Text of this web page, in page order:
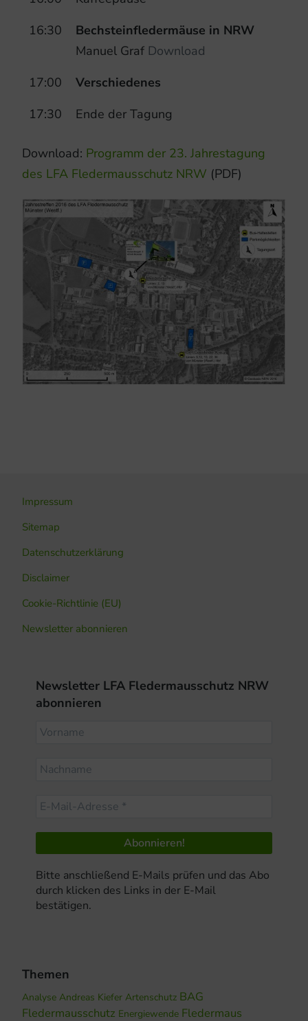
16:30
Bechsteinfledermäuse in NRW
Manuel Graf Download
17:00
Verschiedenes
17:30
Ende der Tagung
Download: Programm der 23. Jahrestagung
des LFA Fledermausschutz NRW (PDF)
Impressum
Sitemap
Datenschutzerklärung
Disclaimer
Cookie-Richtlinie (EU)
Newsletter abonnieren
Newsletter LFA Fledermausschutz NRW
abonnieren
Bitte anschließend E-Mails prüfen und das Abo
durch klicken des Links in der E-Mail
bestätigen.
Themen
Analyse Andreas Kiefer Artenschutz BAG
Fledermausschutz Energiewende Fledermaus